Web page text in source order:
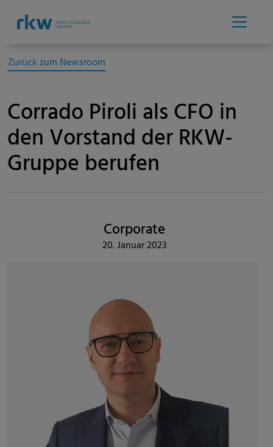
Zurück zum Newsroom
Corrado Piroli als CFO in
den Vorstand der RKW-
Gruppe berufen
Corporate
20. Januar 2023